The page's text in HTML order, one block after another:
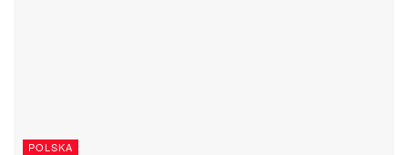
POLSKA